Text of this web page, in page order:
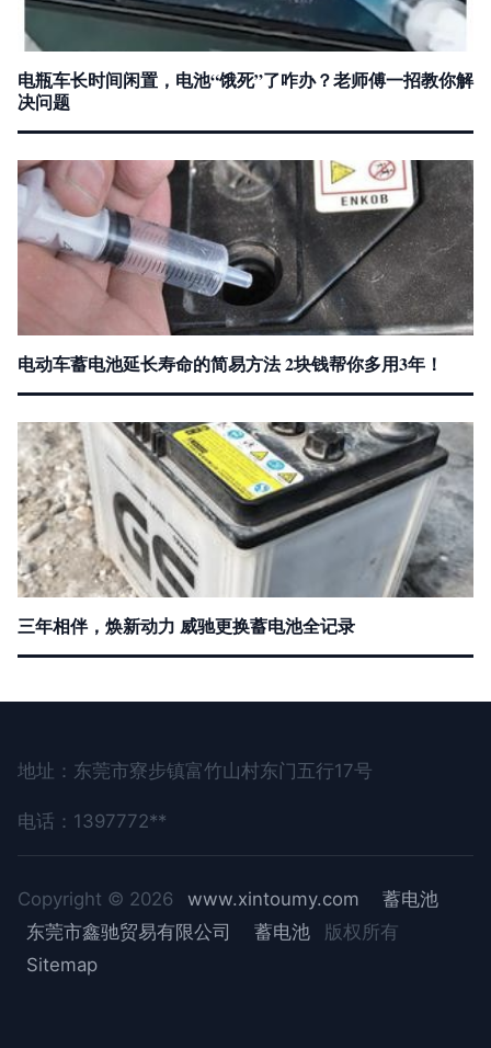
电瓶车长时间闲置，电池“饿死”了咋办？老师傅一招教你解
决问题
电动车蓄电池延长寿命的简易方法 2块钱帮你多用3年！
三年相伴，焕新动力 威驰更换蓄电池全记录
地址：东莞市寮步镇富竹山村东门五行17号
电话：1397772**
Copyright © 2026 www.xintoumy.com
蓄电池
东莞市鑫驰贸易有限公司
蓄电池
版权所有
Sitemap